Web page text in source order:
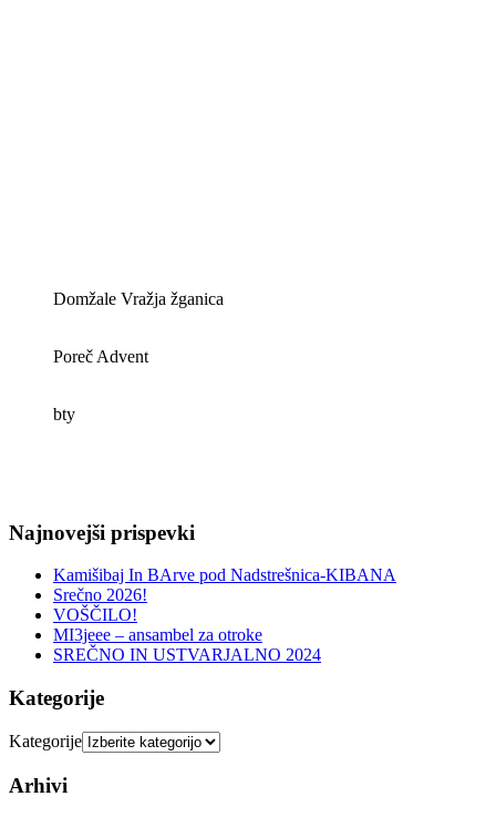
Domžale Vražja žganica
Poreč Advent
bty
Najnovejši prispevki
Kamišibaj In BArve pod Nadstrešnica-KIBANA
Srečno 2026!
VOŠČILO!
MI3jeee – ansambel za otroke
SREČNO IN USTVARJALNO 2024
Kategorije
Kategorije
Arhivi